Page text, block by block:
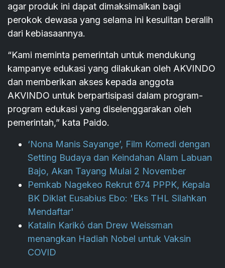
agar produk ini dapat dimaksimalkan bagi
perokok dewasa yang selama ini kesulitan beralih
dari kebiasaannya.
“Kami meminta pemerintah untuk mendukung
kampanye edukasi yang dilakukan oleh AKVINDO
dan memberikan akses kepada anggota
AKVINDO untuk berpartisipasi dalam program-
program edukasi yang diselenggarakan oleh
pemerintah,” kata Paido.
‘Nona Manis Sayange’, Film Komedi dengan
Setting Budaya dan Keindahan Alam Labuan
Bajo, Akan Tayang Mulai 2 November
Pemkab Nagekeo Rekrut 674 PPPK, Kepala
BK Diklat Eusabius Ebo: 'Eks THL Silahkan
Mendaftar'
Katalin Karikó dan Drew Weissman
menangkan Hadiah Nobel untuk Vaksin
COVID